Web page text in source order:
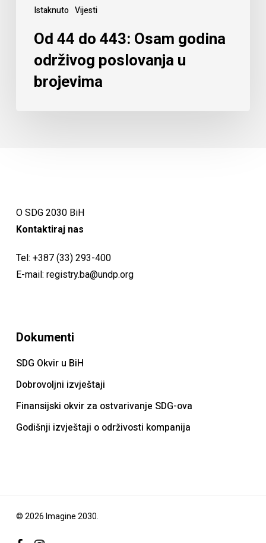
Istaknuto Vijesti
Od 44 do 443: Osam godina
održivog poslovanja u
brojevima
O SDG 2030 BiH
Kontaktiraj nas
Tel: +387 (33) 293-400
E-mail: registry.ba@undp.org
Dokumenti
SDG Okvir u BiH
Dobrovoljni izvještaji
Finansijski okvir za ostvarivanje SDG-ova
Godišnji izvještaji o održivosti kompanija
© 2026 Imagine 2030.